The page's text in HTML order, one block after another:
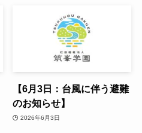
【6月3日：台風に伴う避難
のお知らせ】
2026年6月3日